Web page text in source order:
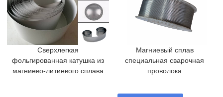
Сверхлегкая
фольгированная катушка из
магниево-литиевого сплава
Магниевый сплав
специальная сварочная
проволока